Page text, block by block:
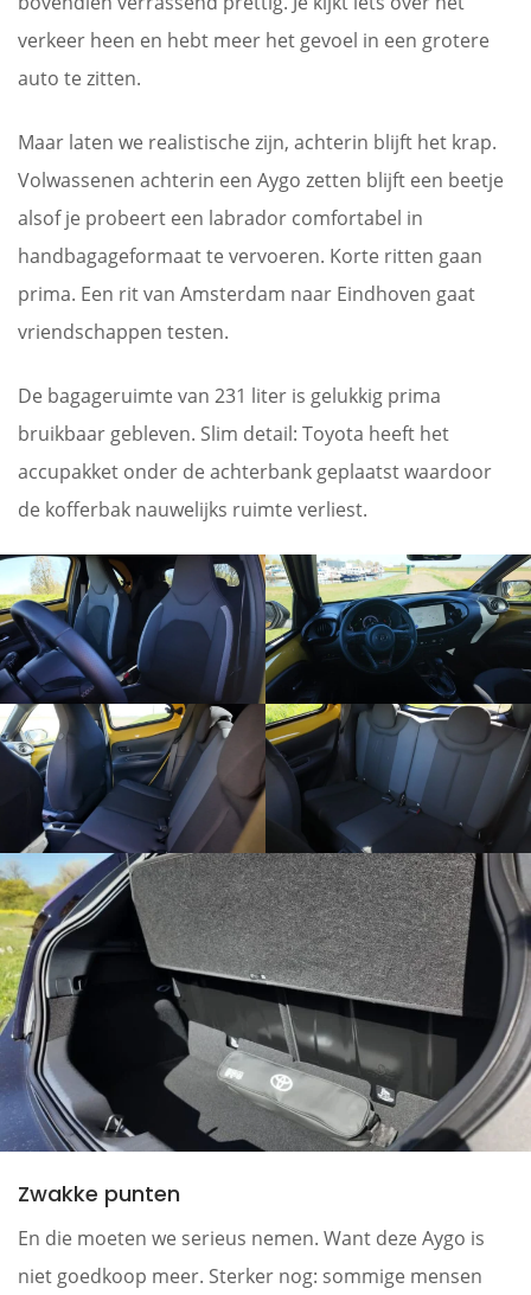
verkeer heen en hebt meer het gevoel in een grotere
auto te zitten.
Maar laten we realistische zijn, achterin blijft het krap.
Volwassenen achterin een Aygo zetten blijft een beetje
alsof je probeert een labrador comfortabel in
handbagageformaat te vervoeren. Korte ritten gaan
prima. Een rit van Amsterdam naar Eindhoven gaat
vriendschappen testen.
De bagageruimte van 231 liter is gelukkig prima
bruikbaar gebleven. Slim detail: Toyota heeft het
accupakket onder de achterbank geplaatst waardoor
de kofferbak nauwelijks ruimte verliest.
Zwakke punten
En die moeten we serieus nemen. Want deze Aygo is
niet goedkoop meer. Sterker nog: sommige mensen